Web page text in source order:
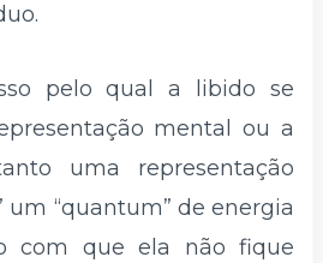
pelo qual a libido se
mental ou a
uma representação
um “quantum” de energia
com que ela não fique